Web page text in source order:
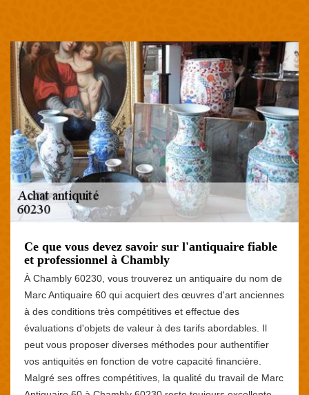
Ce que vous devez savoir sur l'antiquaire fiable
et professionnel à Chambly
À Chambly 60230, vous trouverez un antiquaire du nom de
Marc Antiquaire 60 qui acquiert des œuvres d'art anciennes
à des conditions très compétitives et effectue des
évaluations d'objets de valeur à des tarifs abordables. Il
peut vous proposer diverses méthodes pour authentifier
vos antiquités en fonction de votre capacité financière.
Malgré ses offres compétitives, la qualité du travail de Marc